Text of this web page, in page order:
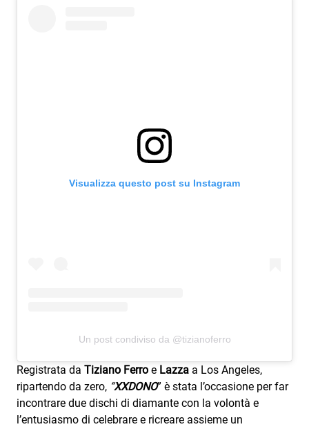
Visualizza questo post su Instagram
Un post condiviso da @tizianoferro
Registrata da Tiziano Ferro e Lazza a Los Angeles,
ripartendo da zero, “XXDONO” è stata l’occasione per far
incontrare due dischi di diamante con la volontà e
l’entusiasmo di celebrare e ricreare assieme un